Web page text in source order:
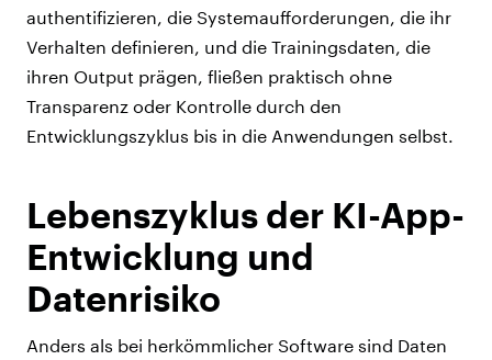
authentifizieren, die Systemaufforderungen, die ihr
Verhalten definieren, und die Trainingsdaten, die
ihren Output prägen, fließen praktisch ohne
Transparenz oder Kontrolle durch den
Entwicklungszyklus bis in die Anwendungen selbst.
Lebenszyklus der KI-App-
Entwicklung und
Datenrisiko
Anders als bei herkömmlicher Software sind Daten